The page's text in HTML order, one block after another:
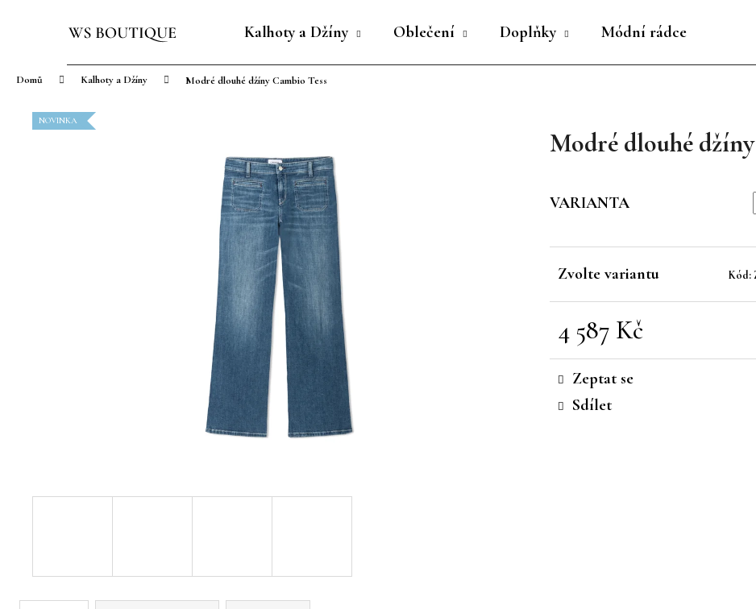
Kalhoty a Džíny Oblečení Doplňky Módní rádce
Domů Kalhoty a Džíny Modré dlouhé džíny Cambio Tess
Modré dlouhé
VARIANTA
Zvolte variantu Kód:
4 587 Kč
Měrná
cena:Zeptat se
Sdílet
NOVINKA
Zpět
obchodu
Zpět
obchodu
HLEDAT